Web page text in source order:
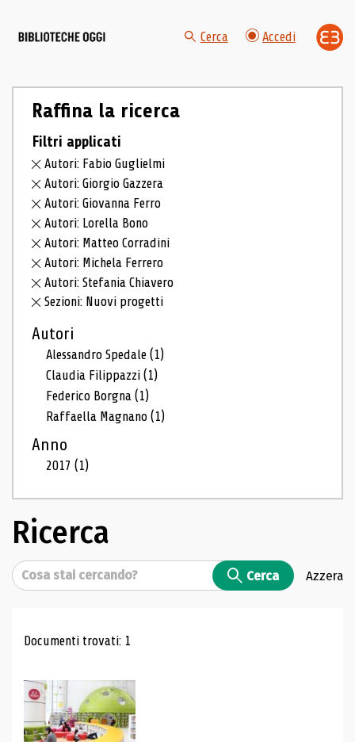
Cerca Accedi
Raffina la ricerca
Filtri applicati
Autori: Fabio Guglielmi
Autori: Giorgio Gazzera
Autori: Giovanna Ferro
Autori: Lorella Bono
Autori: Matteo Corradini
Autori: Michela Ferrero
Autori: Stefania Chiavero
Sezioni: Nuovi progetti
Autori
Alessandro Spedale(1)
Claudia Filippazzi(1)
Federico Borgna(1)
Raffaella Magnano(1)
Anno
2017(1)
Ricerca
Cerca Cerca Azzera
Risultati di ricerca
Documenti trovati: 1